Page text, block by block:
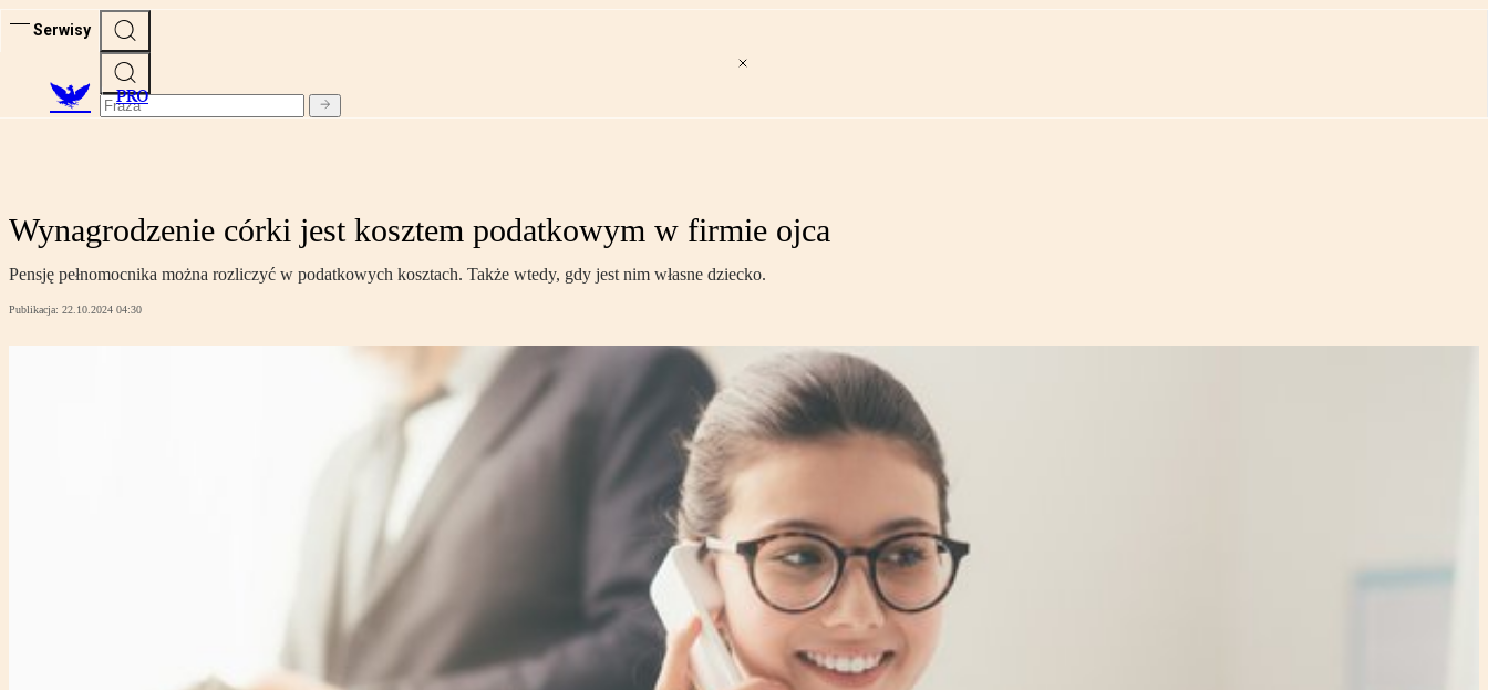
Serwisy
PRO
Wynagrodzenie córki jest kosztem podatkowym w firmie ojca
Pensję pełnomocnika można rozliczyć w podatkowych kosztach. Także wtedy, gdy jest nim własne dziecko.
Publikacja: 22.10.2024 04:30